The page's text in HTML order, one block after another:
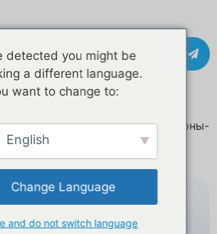
Контакт
бывшие в употреблении фургоны-
от собственника.
detected you might be
a different language.
want to change to:
English
Change Language
and do not switch language